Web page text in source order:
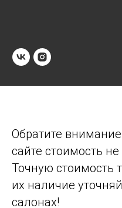
Обратите
сайте стоимость
Точную стоимость
их наличие
салонах!